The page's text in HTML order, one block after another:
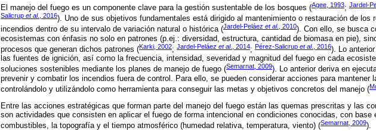
El manejo del fuego es un componente clave para la gestión sustentable de los bosques (Agee, 1993; Jardel-
Salicrup et al., 2016). Uno de sus objetivos fundamentales está dirigido al mantenimiento o restauración de los
incendios dentro de su intervalo de variación natural o histórica (Jardel-Peláez et al., 2010). Con ello, se busca
ecosistemas con énfasis no solo en patrones (p.ej.: diversidad, estructura, cantidad de biomasa en pie),
procesos que generan dichos patrones (Karki, 2002; Jardel-Peláez et al., 2014; Pérez-Salicrup et al., 2016). Lo
las fuentes de ignición, así como la frecuencia, intensidad, severidad y magnitud del fuego en cada
soluciones sostenibles mediante los planes de manejo de fuego (Semarnat, 2009). Lo anterior deriva en
prevenir y combatir los incendios fuera de control. Para ello, se pueden considerar acciones para mantener
controlándolo y utilizándolo como herramienta para conseguir las metas y objetivos concretos del manejo (
Entre las acciones estratégicas que forman parte del manejo del fuego están las quemas prescritas y las
son actividades que consisten en aplicar el fuego de forma intencional en condiciones conocidas, con base
combustibles, la topografía y el tiempo atmosférico (humedad relativa, temperatura, viento) (Semarnat, 2009).